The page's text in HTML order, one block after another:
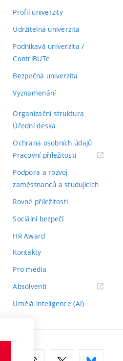
Profil univerzity
Udržitelná univerzita
Podnikavá univerzita /
ContriBUTe
Bezpečná univerzita
Vyznamenání
Organizační struktura
Úřední deska
Ochrana osobních údajů
Pracovní příležitosti(externí
Podpora a rozvoj
zaměstnanců a studujících
Rovné příležitosti
Sociální bezpečí
HR Award
Kontakty
Pro média
Absolventi(externí
Umělá inteligence (AI)